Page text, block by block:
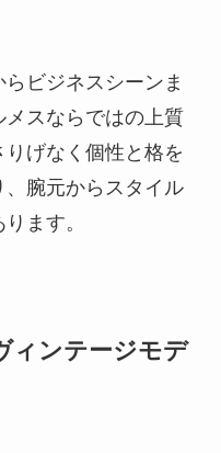
ビジネスシーンま
スならではの上質
げなく個性と格を
腕元からスタイル
ます。
ィンテージモデ